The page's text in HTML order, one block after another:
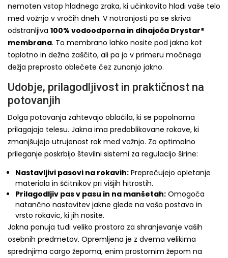
nemoten vstop hladnega zraka, ki učinkovito hladi vaše telo
med vožnjo v vročih dneh. V notranjosti pa se skriva
odstranljiva 100% vodoodporna in dihajoča Drystar®
membrana. To membrano lahko nosite pod jakno kot
toplotno in dežno zaščito, ali pa jo v primeru močnega
dežja preprosto oblečete čez zunanjo jakno.
Udobje, prilagodljivost in praktičnost na
potovanjih
Dolga potovanja zahtevajo oblačila, ki se popolnoma
prilagajajo telesu. Jakna ima predoblikovane rokave, ki
zmanjšujejo utrujenost rok med vožnjo. Za optimalno
prileganje poskrbijo številni sistemi za regulacijo širine:
Nastavljivi pasovi na rokavih: Preprečujejo opletanje
materiala in ščitnikov pri višjih hitrostih.
Prilagodljiv pas v pasu in na manšetah: Omogoča
natančno nastavitev jakne glede na vašo postavo in
vrsto rokavic, ki jih nosite.
Jakna ponuja tudi veliko prostora za shranjevanje vaših
osebnih predmetov. Opremljena je z dvema velikima
sprednjima cargo žepoma, enim prostornim žepom na